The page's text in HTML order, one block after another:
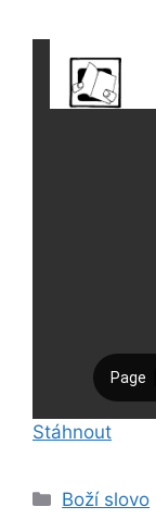
Stáhnout
Rubriky
Boží slovo